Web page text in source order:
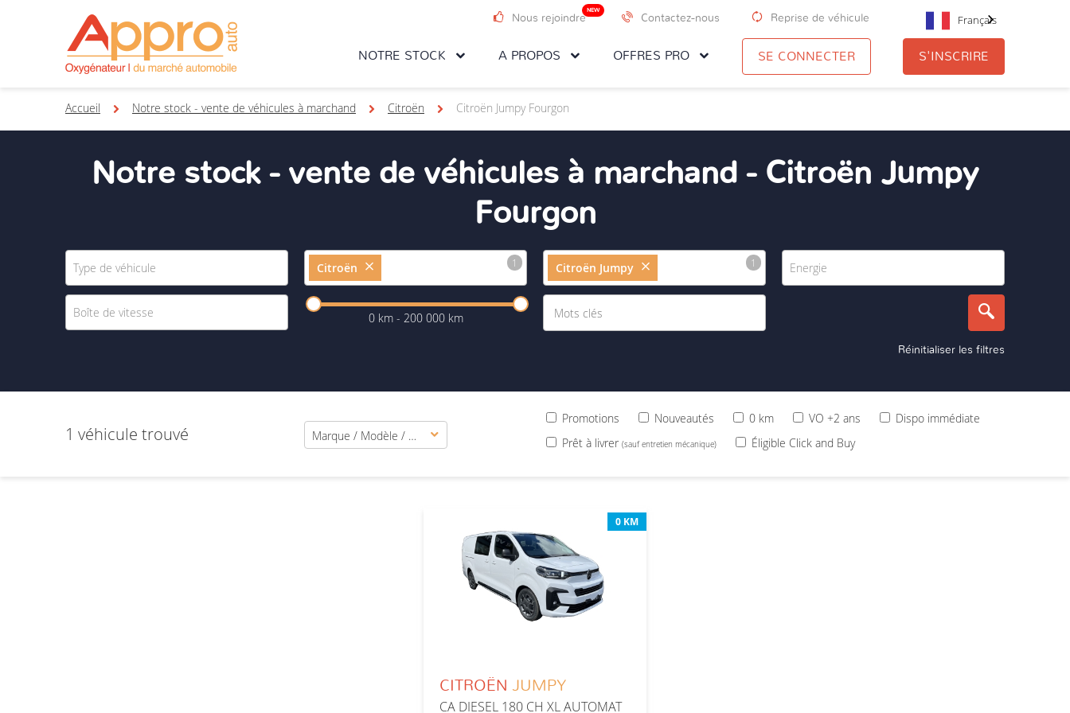
NOTRE STOCK A PROPOS OFFRES PRO
Nous rejoindre
NEW
Contactez-nous Reprise de véhicule Français
SE CONNECTER S'INSCRIRE
Accueil Notre stock - vente de véhicules à marchand Citroën Citroën Jumpy Fourgon
Notre stock - vente de véhicules à marchand - Citroën Jumpy
Fourgon
Citroën Citroën Jumpy
0 km - 200 000 km
Réinitialiser les filtres
1 véhicule trouvé Marque / Modèle / Version
Promotions Nouveautés 0 km VO +2 ans
Dispo immédiate
Prêt à livrer (sauf entretien mécanique) Éligible Click and Buy
0 KM
CITROËN JUMPY
CA DIESEL 180 CH XL AUTOMAT